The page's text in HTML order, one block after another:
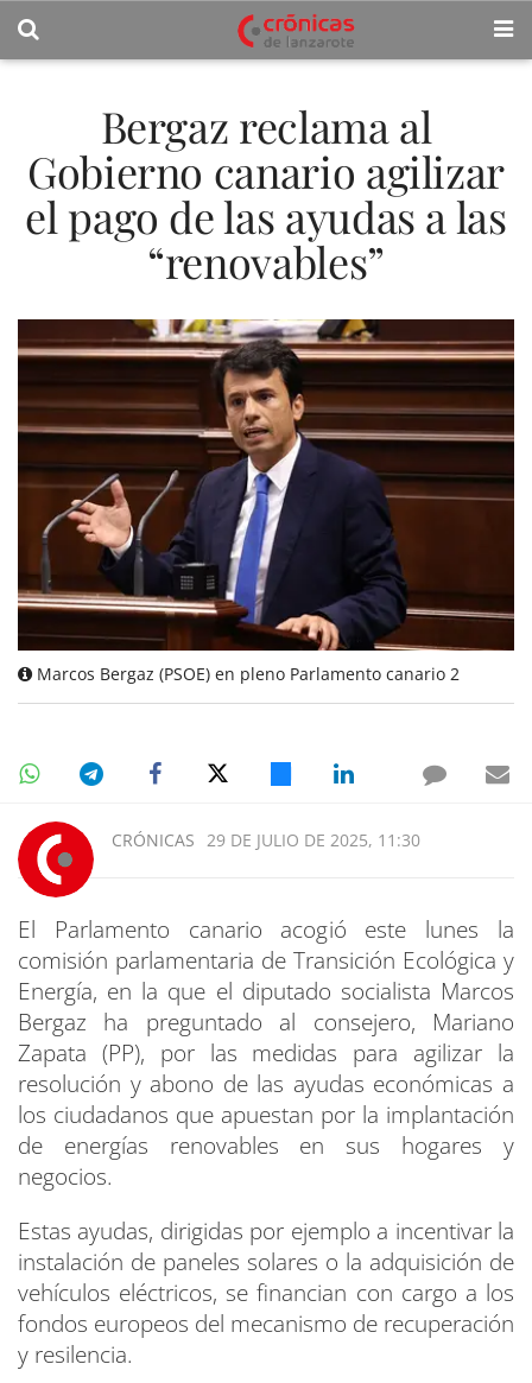
Bergaz reclama al
Gobierno canario agilizar
el pago de las ayudas a las
“renovables”
Marcos Bergaz (PSOE) en pleno Parlamento canario 2
CRÓNICAS 29 DE JULIO DE 2025, 11:30
El Parlamento canario acogió este lunes la
comisión parlamentaria de Transición Ecológica y
Energía, en la que el diputado socialista Marcos
Bergaz ha preguntado al consejero, Mariano
Zapata (PP), por las medidas para agilizar la
resolución y abono de las ayudas económicas a
los ciudadanos que apuestan por la implantación
de energías renovables en sus hogares y
negocios.
Estas ayudas, dirigidas por ejemplo a incentivar la
instalación de paneles solares o la adquisición de
vehículos eléctricos, se financian con cargo a los
fondos europeos del mecanismo de recuperación
y resilencia.